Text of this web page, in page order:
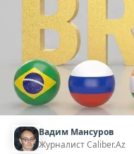
Вадим Мансуров
Журналист Caliber.Az